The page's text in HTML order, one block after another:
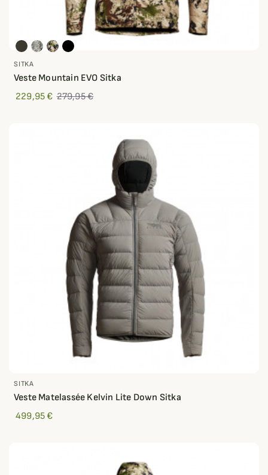
SITKA
Veste Mountain EVO Sitka
229,95 € 279,95 €
SITKA
Veste Matelassée Kelvin Lite Down Sitka
499,95 €